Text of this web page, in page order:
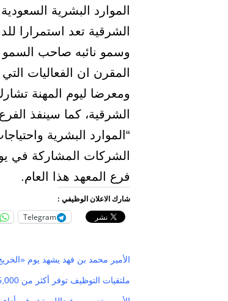
الموارد البشرية
الشرقية تعد استمرارا
وسمو نائبه صاحب السمو
المقرن ان الفعاليات
الشرقية، كما سينفذ
“الموارد البشرية
فرع المعهد هذا العام.
شارك الاعلان الوظيفي :
Telegram
الأمير محمد بن فهد يشهد يوم
ملتقيات التوظيف توفر أكثر من 15,000 فرصة وظيفية لخريجي كليات التقنية